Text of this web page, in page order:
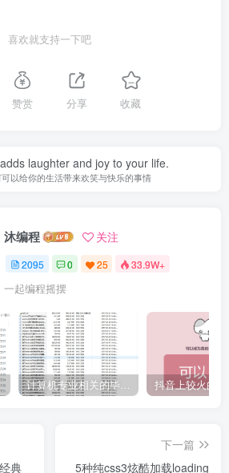
喜欢就支持一下吧
赞赏 分享 收藏
laughter and joy to your life.
以给你的生活带来欢笑与快乐的事情
沐编程 关注
2095 0 25 33.9W+
一起编程摇摆
计算机专业相关的毕业设计论文合集免费下载
典
下一篇
5种纯css3炫酷加载loading